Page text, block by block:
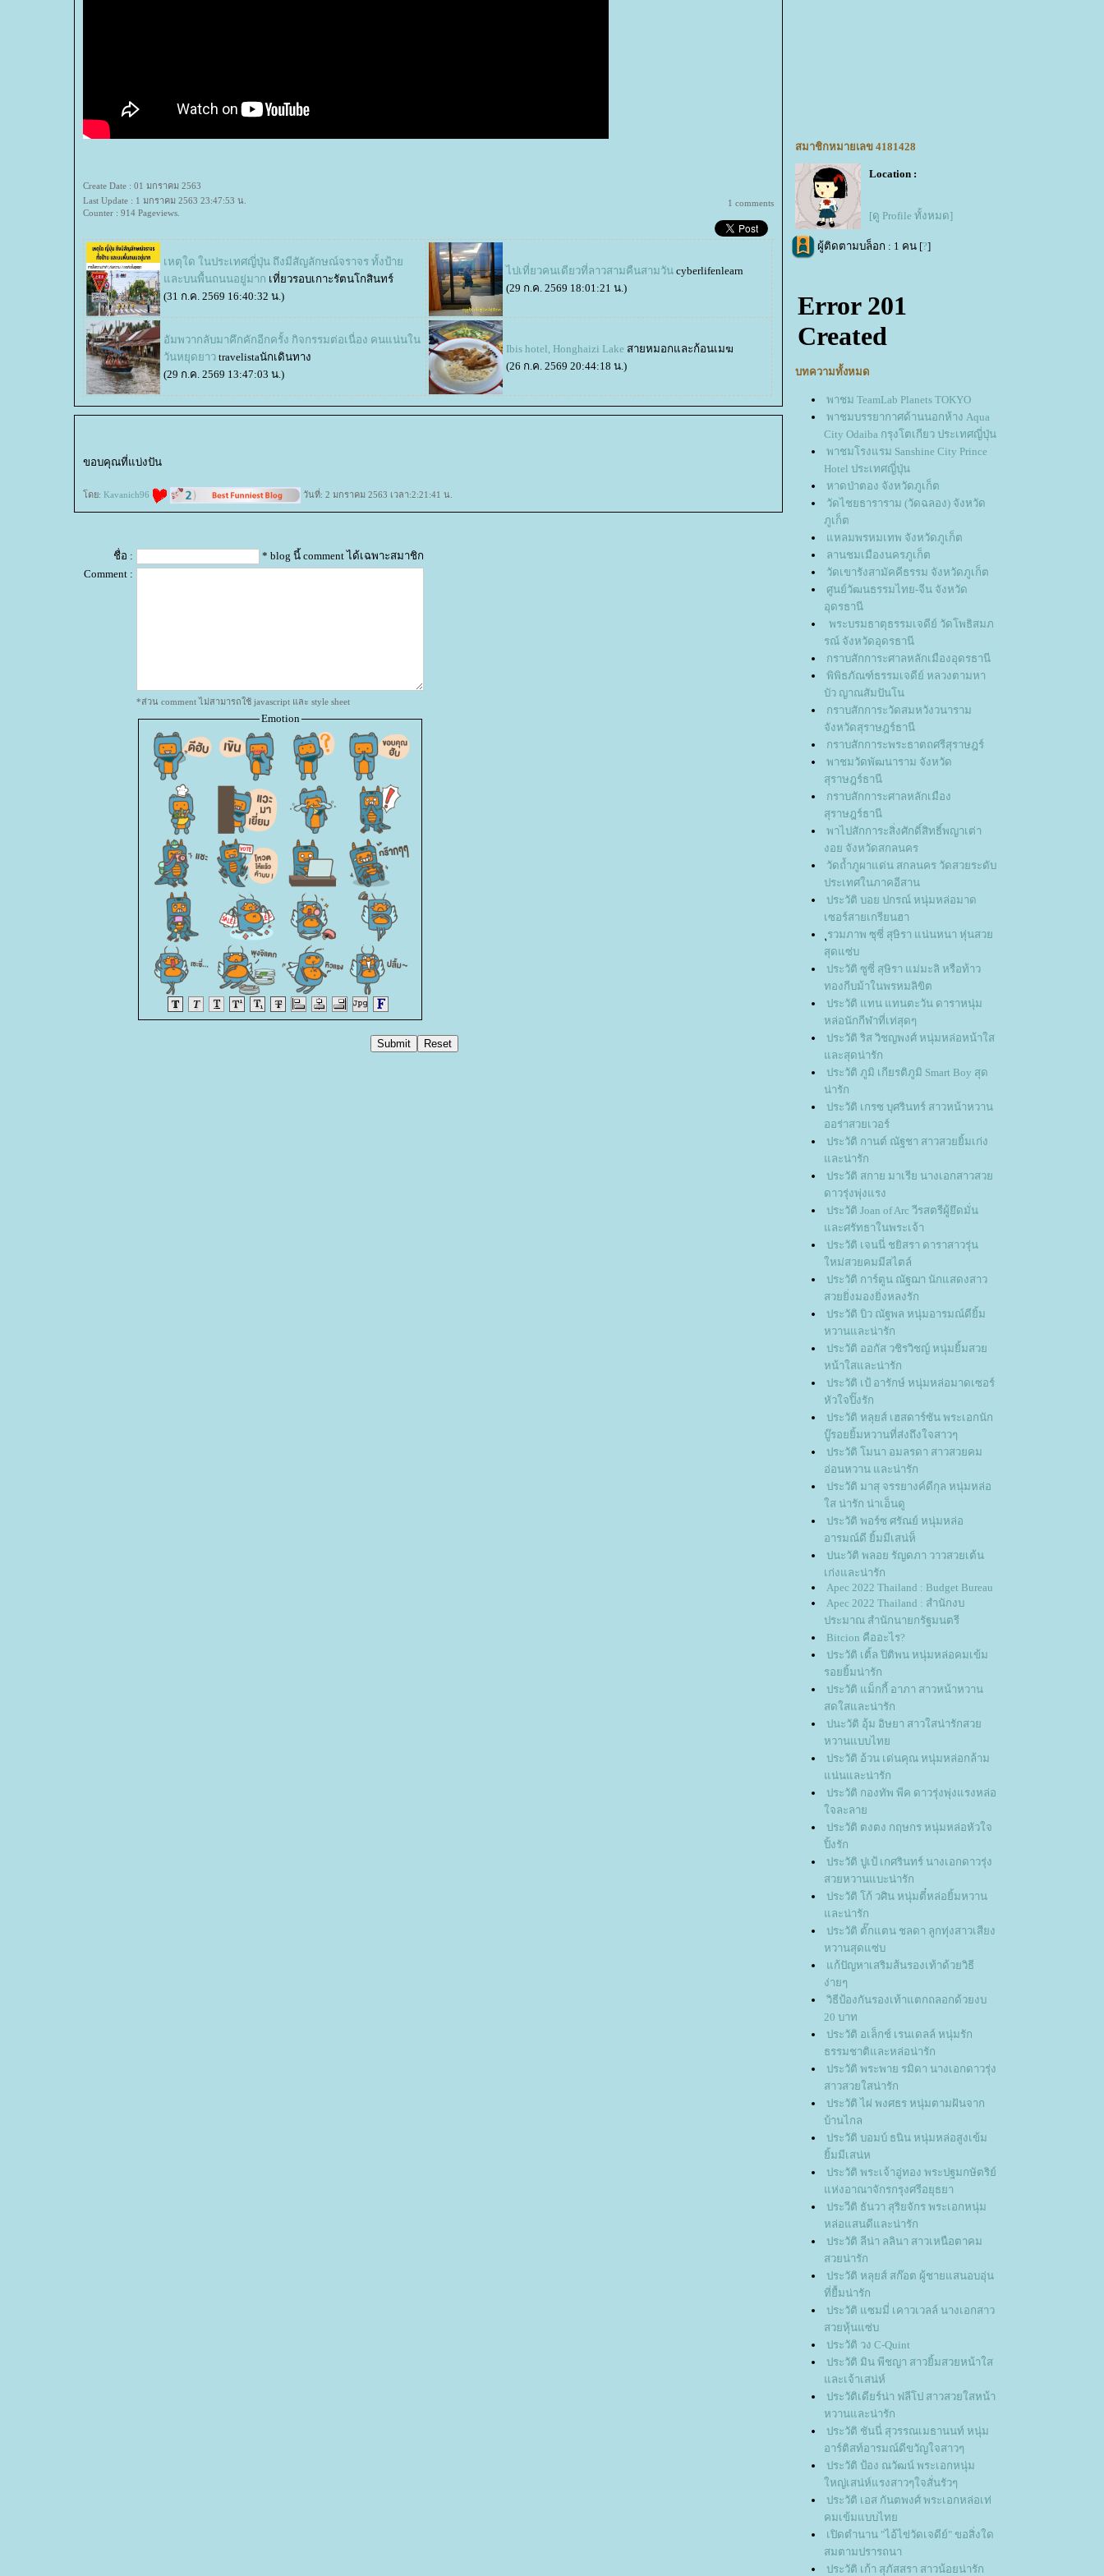
Create Date : 01 มกราคม 2563
Last Update : 1 มกราคม 2563 23:47:53 น.
Counter : 914 Pageviews.
1 comments
เหตุใด ในประเทศญี่ปุ่น ถึงมีสัญลักษณ์จราจร ทั้งป้า
ละบนพื้นถนนอยู่มาก เที่ยวรอบเกาะรัตนโกสินทร์
(31 ก.ค. 2569 16:40:32 น.)
ไปเที่ยวคนเดียวที่ลาวสามคืนสามวัน cyberlifenlearn
(29 ก.ค. 2569 18:01:21 น.)
อัมพวากลับมาคึกคักอีกครั้ง กิจกรรมต่อเนื่อง คนแน่นใน
วันหยุดยาว travelistaนักเดินทาง
(29 ก.ค. 2569 13:47:03 น.)
Ibis hotel, Honghaizi Lake สายหมอกและก้อนเมฆ
(26 ก.ค. 2569 20:44:18 น.)
ขอบคุณที่แบ่งปัน
ดย: Kavanich96 วันที่: 2 มกราคม 2563 เวลา:2:21:41 น.
ชื่อ :
* blog นี้ comment ได้เฉพาะสมาชิก
Comment :
*ส่วน comment ไม่สามารถใช้ javascript และ style sheet
Emotion
สมาชิกหมายเลข 4181428
Location :
[ดู Profile ทั้งหมด]
ผู้ติดตามบล็อก : 1 คน [?]
บทความทั้งหมด
พาชม TeamLab Planets TOKYO
พาชมบรรยากาศด้านนอกห้าง Aqua
City Odaiba กรุงโตเกียว ประเทศญี่ปุ่น
พาชมโรงแรม Sanshine City Prince
Hotel ประเทศญี่ปุ่น
หาดป่าตอง จังหวัดภูเก็ต
วัดไชยธาราราม (วัดฉลอง) จังหวัด
ภูเก็ต
หลมพรหมเทพ จังหวัดภูเก็ต
ลานชมเมืองนครภูเก็ต
วัดเขารังสามัคคีธรรม จังหวัดภูเก็ต
ศูนย์วัฒนธรรมไทย-จีน จังหวัด
อุดรธานี
พระบรมธาตุธรรมเจดีย์ วัดโพธิสมภ
รณ์ จังหวัดอุดรธานี
กราบสักการะศาลหลักเมืองอุดรธานี
พิพิธภัณฑ์ธรรมเจดีย์ หลวงตามหา
บัว ญาณสัมปันโน
กราบสักการะวัดสมหวังวนาราม
จังหวัดสุราษฎร์ธานี
กราบสักการะพระธาตถศรีสุราษฎร์
พาชมวัดพัฒนาราม จังหวัด
สุราษฎร์ธานี
กราบสักการะศาลหลักเมือง
สุราษฎร์ธานี
พาไปสักการะสิ่งศักดิ์สิทธิ์พญาเต่า
งอย จังหวัดสกลนคร
วัดถ้ำภูผาแด่น สกลนคร วัดสวยระดับ
ประเทศในภาคอีสาน
ประวัติ บอย ปกรณ์ หนุ่มหล่อมาด
เซอร์สายเกรียนฮา
ุรวมภาพ ซุซี่ สุษิรา แน่นหนา หุ่นสว
สุดแซ่บ
ประวัติ ซูซี่ สุษิรา แม่มะลิ หรือท้าว
ทองกีบม้าในพรหมลิขิต
ประวัติ แทน แทนตะวัน ดาราหนุ่ม
หล่อนักกีฬาที่เท่สุดๆ
ประวัติ ริส วิชญพงศ์ หนุ่มหล่อหน้าใส
ละสุดน่ารัก
ประวัติ ภูมิ เกียรติภูมิ Smart Boy สุด
น่ารัก
ประวัติ เกรซ บุศรินทร์ สาวหน้าหวาน
ออร่าสวยเวอร์
ประวัติ กานต์ ณัฐชา สาวสวยยิ้มเก่ง
ละน่ารัก
ประวัติ สกาย มาเรีย นางเอกสาวสว
ดาวรุ่งพุ่งแรง
ประวัติ Joan of Arc วีรสตรีผู้ยึดมั่น
ละศรัทธาในพระเจ้า
ประวัติ เจนนี่ ชยิสรา ดาราสาวรุ่น
หม่สวยคมมีสไตล์
ประวัติ การ์ตูน ณัฐฌา นักแสดงสาว
สวยยิ่งมองยิ่งหลงรัก
ประวัติ บิว ณัฐพล หนุ่มอารมณ์ดียิ้ม
หวานและน่ารัก
ประวัติ ออกัส วชิรวิชญ์ หนุ่มยิ้มสว
หน้าใสและน่ารัก
ประวัติ เป้ อารักษ์ หนุ่มหล่อมาดเซอร์
หัวใจปิ๊งรัก
ประวัติ หลุยส์ เฮสดาร์ซัน พระเอกนัก
บู๊รอยยิ้มหวานที่ส่งถึงใจสาวๆ
ประวัติ โมนา อมลรดา สาวสวยคม
อ่อนหวาน และน่ารัก
ประวัติ มาสุ จรรยางค์ดีกุล หนุ่มหล่อ
ส น่ารัก น่าเอ็นดู
ประวัติ พอร์ซ ศรัณย์ หนุ่มหล่อ
อารมณ์ดี ยิ้มมีเสน่ห็
ปนะวัติ พลอย รัญดภา วาวสวยเต้น
เก่งและน่ารัก
Apec 2022 Thailand : Budget Bureau
Apec 2022 Thailand : สำนักงบ
ประมาณ สำนักนายกรัฐมนตรี
Bitcion คืออะไร?
ประวัติ เติ้ล ปิติพน หนุ่มหล่อคมเข้ม
รอยยิ้มน่ารัก
ประวัติ แม็กกี้ อาภา สาวหน้าหวาน
สดใสและน่ารัก
ปนะวัติ อุ้ม อิษยา สาวใสน่ารักสว
หวานแบบไท
ประวัติ อ้วน เด่นคุณ หนุ่มหล่อกล้าม
น่นและน่ารัก
ประวัติ กองทัพ พีค ดาวรุ่งพุ่งแรงหล่อ
จละลา
ประวัติ ตงตง กฤษกร หนุ่มหล่อหัวใจ
ปิ้งรัก
ประวัติ ปูเป้ เกศรินทร์ นางเอกดาวรุ่ง
สวยหวานแบะน่ารัก
ประวัติ โก้ วศิน หนุ่มตี๋หล่อยิ้มหวาน
ละน่ารัก
ประวัติ ตั๊กแตน ชลดา ลูกทุ่งสาวเสียง
หวานสุดแซ่บ
ก้ปัญหาเสริมส้นรองเท้าด้วยวิธี
ง่ายๆ
วิธีป้องกันรองเท้าแตกถลอกด้วยงบ
20 บาท
ประวัติ อเล็กช์ เรนเดลล์ หนุ่มรัก
ธรรมชาติและหล่อน่ารัก
ประวัติ พระพาย รมิดา นางเอกดาวรุ่ง
สาวสวยใสน่ารัก
ประวัติ ไผ่ พงศธร หนุ่มตามฝันจาก
บ้านไกล
ประวัติ บอมบ์ ธนิน หนุ่มหล่อสูงเข้ม
ิ้มมีเสน่ห
ประวัติ พระเจ้าอู่ทอง พระปฐมกษัตริย์
ห่งอาณาจักรกรุงศรีอยุธยา
ประวีติ ธันวา สุริยจักร พระเอกหนุ่ม
หล่อแสนดีและน่ารัก
ประวัติ ลีน่า ลลินา สาวเหนือตาคม
สวยน่ารัก
ประวัติ หลุยส์ สก๊อต ผู้ชายแสนอบอุ่น
ที่ยื้มน่ารัก
ประวัติ แซมมี่ เคาวเวลล์ นางเอกสาว
สวยหุ้นแซ่บ
ประวัติ วง C-Quint
ประวัติ มิน พีชญา สาวยิ้มสวยหน้าใส
ละเจ้าเสน่ห์
ประวัติเดียร์น่า ฟลีโป สาวสวยใสหน้า
หวานและน่ารัก
ประวัติ ชันนี่ สุวรรณเมธานนท์ หนุ่ม
อาร์ติสท์อารมณ์ดีขวัญใจสาวๆ
ประวัติ ป้อง ณวัฒน์ พระเอกหนุ่ม
หญ่เสน่ห์แรงสาวๆใจสั่นรัวๆ
ประวัติ เอส กันตพงศ์ พระเอกหล่อเท่
คมเข้มแบบไท
เปิดตำนาน "ไอ้ไข่วัดเจดีย์" ขอสิ่งใด
สมตามปรารถนา
ประวัติ เก้า สุภัสสรา สาวน้อยน่ารัก